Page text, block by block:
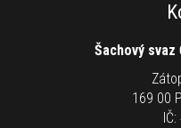
Šachový
169 00